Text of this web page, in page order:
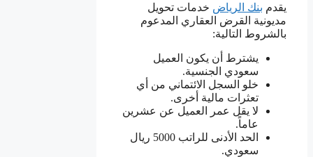
يقدم بنك الرياض خدمات تحويل
مديونية القرض العقاري المدعوم
بالشروط التالية:
يشترط أن يكون العميل
سعودي الجنسية.
خلو السجل الائتماني من أي
تعثرات مالية أخرى.
لا يقل عمر العميل عن عشرين
عاماً.
الحد الأدنى للراتب 5000 ريال
سعودي.